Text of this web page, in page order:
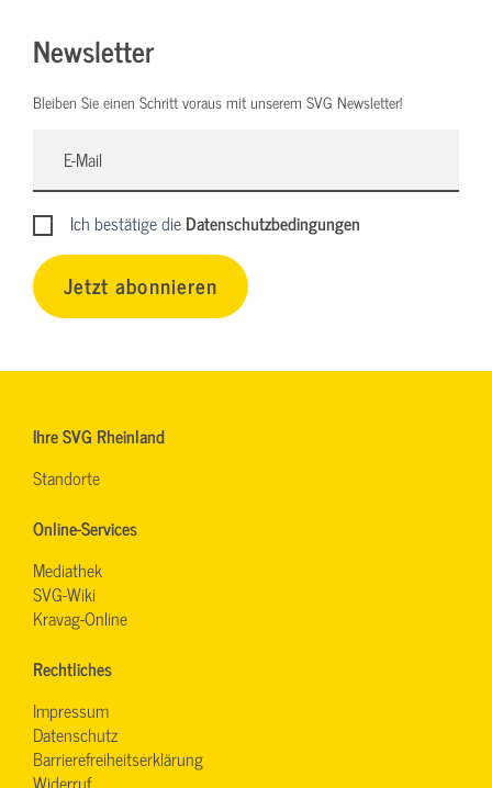
Newsletter
Bleiben Sie einen Schritt voraus mit unserem SVG Newsletter!
Ich bestätige dieDatenschutzbedingungen
Jetzt abonnieren
Ihre SVG Rheinland
Standorte
Online-Services
Mediathek
SVG-Wiki
Kravag-Online
Rechtliches
Impressum
Datenschutz
Barrierefreiheitserklärung
Widerruf